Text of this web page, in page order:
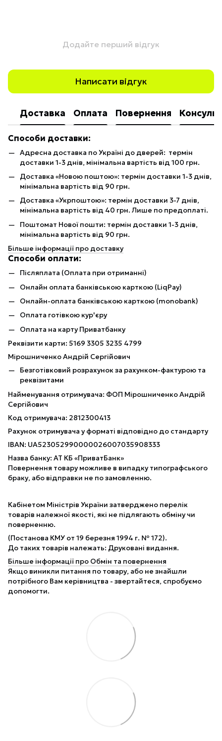
Додайте перший відгук
Написати відгук
Доставка Оплата Повернення
Способи доставки:
Адресна доставка по Україні до дверей: термін
доставки 1-3 днів, мінімальна вартість від 100 грн.
Доставка «Новою поштою»: термін доставки 1-3 днів,
мінімальна вартість від 90 грн.
Доставка «Укрпоштою»: термін доставки 3-7 днів,
мінімальна вартість від 40 грн. Лише по предоплаті.
Поштомат Нової пошти: термін доставки 1-3 днів,
мінімальна вартість від 90 грн.
Більше інформації про доставку
Способи оплати:
Післяплата (Оплата при отриманні)
Онлайн оплата банківською карткою (LiqPay)
Онлайн-оплата банківською карткою (monobank)
Оплата готівкою кур'єру
Оплата на карту Приватбанку
Реквізити карти: 5169 3305 3235 4799
Мірошниченко Андрій Сергійович
Безготівковий розрахунок за рахунком-фактурою та
реквізитами
Найменування отримувача: ФОП Мірошниченко Андрій
Сергійович
Код отримувача: 2812300413
Рахунок отримувача у форматі відповідно до стандарту
IBAN: UA523052990000026007035908333
Назва банку: АТ КБ «ПриватБанк»
Повернення товару можливе в випадку типографського
браку, або відправки не по замовленню.
Кабінетом Міністрів України затверджено перелік
товарів належної якості, які не підлягають обміну чи
поверненню.
(Постанова КМУ от 19 березня 1994 г. № 172).
До таких товарів належать: Друковані видання.
Більше інформації про Обмін та повернення
Якщо виникли питання по товару, або не знайшли
потрібного Вам керівництва - звертайтеся, спробуємо
допомогти.